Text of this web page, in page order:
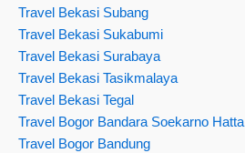
Travel Bekasi Subang
Travel Bekasi Sukabumi
Travel Bekasi Surabaya
Travel Bekasi Tasikmalaya
Travel Bekasi Tegal
Travel Bogor Bandara Soekarno Hatta
Travel Bogor Bandung